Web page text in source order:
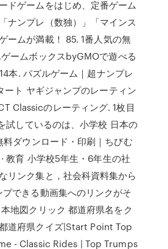
ドゲームをはじめ、定番ゲーム
ナンプレ（数独）」「マインス
ームが満載！ 85. 1番人気の無
ームボックスbyGMOで遊べる
本. パズルゲーム｜超ナンプレ
ト ヤギジャンプのレーティン
Classicのレーティング. 1枚目
試しているのは、小学校 日本の
料ダウンロード・印刷｜ちびむ
教育 小学校5年生・6年生の社
リンク集と，社会科資料集から
できる動画集へのリンクがそ
地図クリック 都道府県名をク
道府県クイズ|Start Point Top
- Classic Rides | Top Trumps